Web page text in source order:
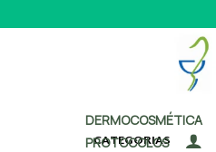
DERMOCOSMÉTICA
PROTOCOLOS
CATEGORÍAS